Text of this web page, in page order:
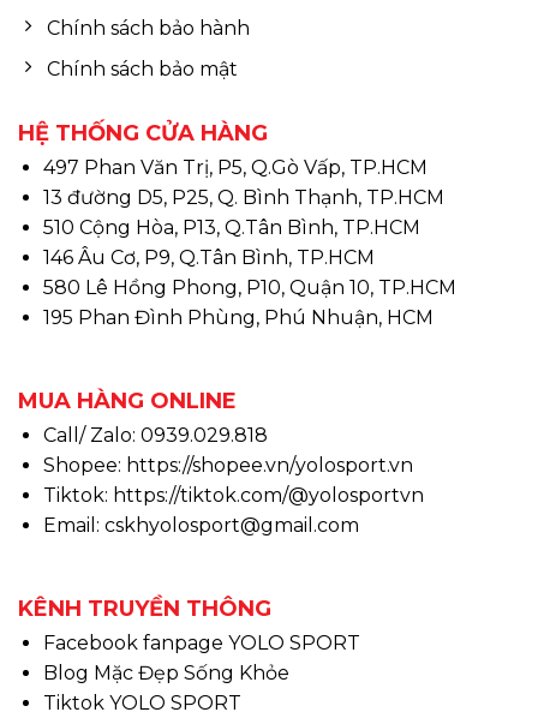
Chính sách bảo hành
Chính sách bảo mật
HỆ THỐNG CỬA HÀNG
497 Phan Văn Trị, P5, Q.Gò Vấp, TP.HCM
13 đường D5, P25, Q. Bình Thạnh, TP.HCM
510 Cộng Hòa, P13, Q.Tân Bình, TP.HCM
146 Âu Cơ, P9, Q.Tân Bình, TP.HCM
580 Lê Hồng Phong, P10, Quận 10, TP.HCM
195 Phan Đình Phùng, Phú Nhuận, HCM
MUA HÀNG ONLINE
Call/ Zalo: 0939.029.818
Shopee: https://shopee.vn/yolosport.vn
Tiktok: https://tiktok.com/@yolosportvn
Email: cskhyolosport@gmail.com
KÊNH TRUYỀN THÔNG
Facebook fanpage YOLO SPORT
Blog Mặc Đẹp Sống Khỏe
Tiktok YOLO SPORT